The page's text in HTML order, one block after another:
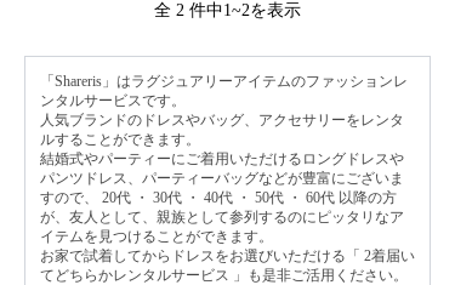
全 2 件中1~2を表示
「Shareris」はラグジュアリーアイテムのファッションレ
ンタルサービスです。
人気ブランドのドレスやバッグ、アクセサリーをレンタ
ルすることができます。
結婚式やパーティーにご着用いただけるロングドレスや
パンツドレス、パーティーバッグなどが豊富にございま
すので、 20代 ・ 30代 ・ 40代 ・ 50代 ・ 60代 以降の方
が、友人として、親族として参列するのにピッタリなア
イテムを見つけることができます。
お家で試着してからドレスをお選びいただける「 2着届い
てどちらかレンタルサービス
」も是非ご活用ください。